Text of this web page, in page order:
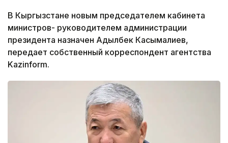
В Кыргызстане новым председателем кабинета
министров- руководителем администрации
президента назначен Адылбек Касымалиев,
передает собственный корреспондент агентства
Kazinform.